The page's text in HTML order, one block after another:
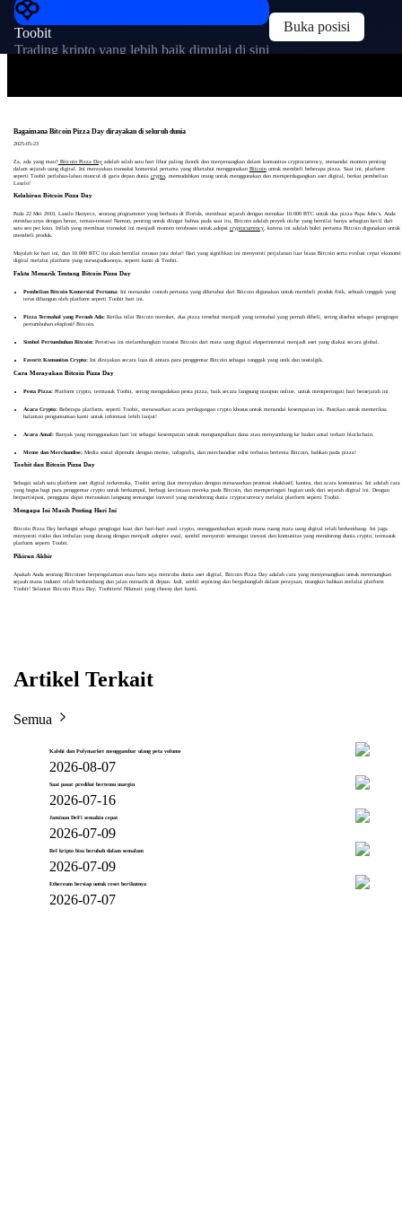
Toobit
Trading kripto yang lebih baik dimulai di sini
Buka posisi
Bagaimana Bitcoin Pizza Day dirayakan di seluruh dunia
2025-05-23
Za, ada yang mau?Bitcoin Pizza Dayadalah salah satu hari libur paling ikonik dan menyenangkan dalam komunitas cryptocurrency, menandai momen penting
dalam sejarah uang digital. Ini merayakan transaksi komersial pertama yang diketahui menggunakan Bitcoinuntuk membeli beberapa pizza. Saat ini, platform
seperti Toobit perlahan-lahan muncul di garis depan dunia crypto, memudahkan orang untuk menggunakan dan memperdagangkan aset digital, berkat pembelian
Laszlo!
Kelahiran Bitcoin Pizza Day
Pada 22 Mei 2010, Laszlo Hanyecz, seorang programmer yang berbasis di Florida, membuat sejarah dengan menukar 10.000 BTC untuk dua pizza Papa John’s. Anda
membacanya dengan benar, teman-teman! Namun, penting untuk diingat bahwa pada saat itu, Bitcoin adalah proyek niche yang bernilai hanya sebagian kecil dari
satu sen per koin. Inilah yang membuat transaksi ini menjadi momen terobosan untuk adopsi cryptocurrency, karena ini adalah bukti pertama Bitcoin digunakan untuk
membeli produk.
Majulah ke hari ini, dan 10.000 BTC itu akan bernilai ratusan juta dolar! Hari yang signifikan ini menyoroti perjalanan luar biasa Bitcoin serta evolusi cepat ekonomi
digital melalui platform yang mewujudkannya, seperti kami di Toobit.
Fakta Menarik Tentang Bitcoin Pizza Day
Pembelian Bitcoin Komersial Pertama:Ini menandai contoh pertama yang diketahui dari Bitcoin digunakan untuk membeli produk fisik, sebuah tonggak yang
terus dibangun oleh platform seperti Toobit hari ini.
Pizza Termahal yang Pernah Ada:Ketika nilai Bitcoin meroket, dua pizza tersebut menjadi yang termahal yang pernah dibeli, sering disebut sebagai pengingat
pertumbuhan eksplosif Bitcoin.
Simbol Pertumbuhan Bitcoin:Peristiwa ini melambangkan transisi Bitcoin dari mata uang digital eksperimental menjadi aset yang diakui secara global.
Favorit Komunitas Crypto:Ini dirayakan secara luas di antara para penggemar Bitcoin sebagai tonggak yang unik dan nostalgik.
Cara Merayakan Bitcoin Pizza Day
Pesta Pizza:Platform crypto, termasuk Toobit, sering mengadakan pesta pizza, baik secara langsung maupun online, untuk memperingati hari bersejarah ini
Acara Crypto:Beberapa platform, seperti Toobit, menawarkan acara perdagangan crypto khusus untuk menandai kesempatan ini. Pastikan untuk memeriksa
halaman pengumuman kami untuk informasi lebih lanjut!
Acara Amal:Banyak yang menggunakan hari ini sebagai kesempatan untuk mengumpulkan dana atau menyumbang ke badan amal terkait blockchain.
Meme dan Merchandise:Media sosial dipenuhi dengan meme, infografis, dan merchandise edisi terbatas bertema Bitcoin, bahkan pada pizza!
Toobit dan Bitcoin Pizza Day
Sebagai salah satu platform aset digital terkemuka, Toobit sering ikut merayakan dengan menawarkan promosi eksklusif, kontes, dan acara komunitas. Ini adalah cara
yang bagus bagi para penggemar crypto untuk berkumpul, berbagi kecintaan mereka pada Bitcoin, dan memperingati bagian unik dari sejarah digital ini. Dengan
berpartisipasi, pengguna dapat merasakan langsung semangat inovatif yang mendorong dunia cryptocurrency melalui platform seperti Toobit.
Mengapa Ini Masih Penting Hari Ini
Bitcoin Pizza Day berfungsi sebagai pengingat kuat dari hari-hari awal crypto, menggambarkan sejauh mana ruang mata uang digital telah berkembang. Ini juga
menyoroti risiko dan imbalan yang datang dengan menjadi adopter awal, sambil menyoroti semangat inovasi dan komunitas yang mendorong dunia crypto, termasuk
platform seperti Toobit.
Pikiran Akhir
Apakah Anda seorang Bitcoiner berpengalaman atau baru saja mencoba dunia aset digital, Bitcoin Pizza Day adalah cara yang menyenangkan untuk merenungkan
sejauh mana industri telah berkembang dan jalan menarik di depan. Jadi, ambil sepotong dan bergabunglah dalam perayaan, mungkin bahkan melalui platform
Toobit! Selamat Bitcoin Pizza Day, Toobiters! Nikmati yang cheesy dari kami.
Artikel Terkait
Semua
Kalshi dan Polymarket menggambar ulang peta volume
2026-08-07
Saat pasar prediksi bertemu margin
2026-07-16
Jaminan DeFi semakin cepat
2026-07-09
Rel kripto bisa berubah dalam semalam
2026-07-09
Ethereum bersiap untuk reset berikutnya
2026-07-07